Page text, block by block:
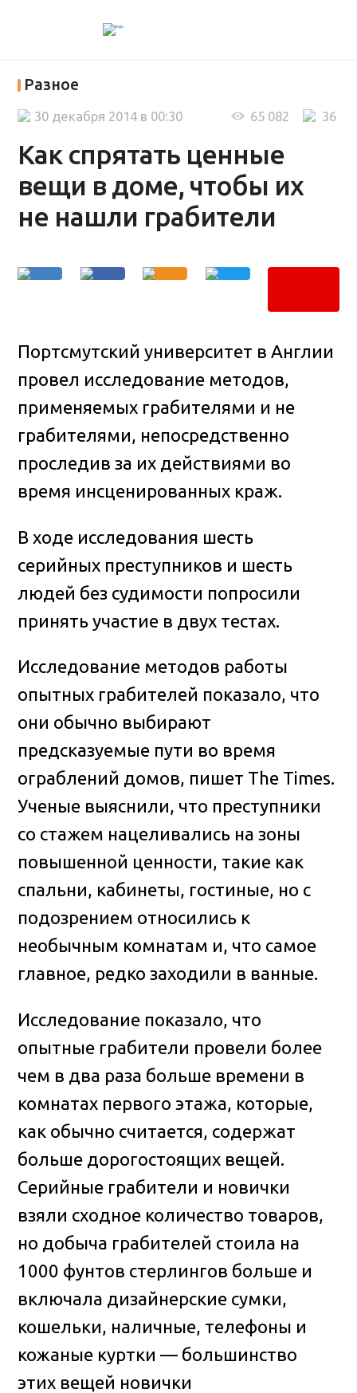
Разное
Как спрятать ценные
вещи в доме, чтобы их
не нашли грабители
36
65 082
30 декабря 2014 в 00:30
Портсмутский университет в Англии
провел исследование методов,
применяемых грабителями и не
грабителями, непосредственно
проследив за их действиями во
время инсценированных краж.
В ходе исследования шесть
серийных преступников и шесть
людей без судимости попросили
принять участие в двух тестах.
Исследование методов работы
опытных грабителей показало, что
они обычно выбирают
предсказуемые пути во время
ограблений домов, пишет The Times.
Ученые выяснили, что преступники
со стажем нацеливались на зоны
повышенной ценности, такие как
спальни, кабинеты, гостиные, но с
подозрением относились к
необычным комнатам и, что самое
главное, редко заходили в ванные.
Исследование показало, что
опытные грабители провели более
чем в два раза больше времени в
комнатах первого этажа, которые,
как обычно считается, содержат
больше дорогостоящих вещей.
Серийные грабители и новички
взяли сходное количество товаров,
но добыча грабителей стоила на
1000 фунтов стерлингов больше и
включала дизайнерские сумки,
кошельки, наличные, телефоны и
кожаные куртки — большинство
этих вещей новички